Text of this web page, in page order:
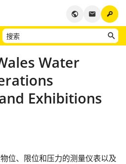
key
email
public
Water
Exhibitions
位、限位和压力的测量仪表以及